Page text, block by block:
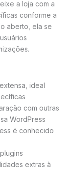
a loja com a
conforme a
aberto, ela se
ideal
com outras
WordPress
é conhecido
extras à